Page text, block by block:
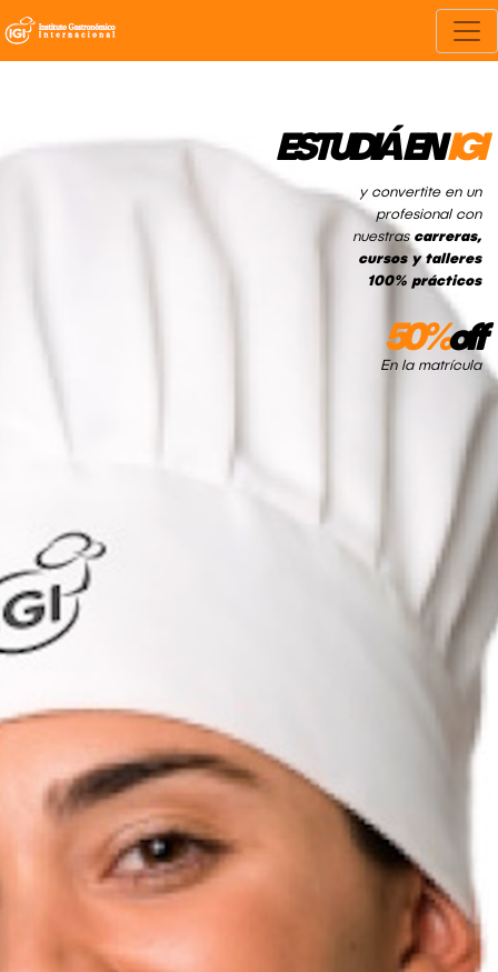
ESTUDIÁ ENIGI
y convertite en un
profesional con
nuestras carreras,
cursos y talleres
100% prácticos
50%off
En la matrícula